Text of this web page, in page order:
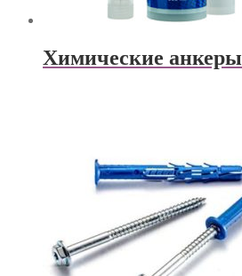
Химические анкеры